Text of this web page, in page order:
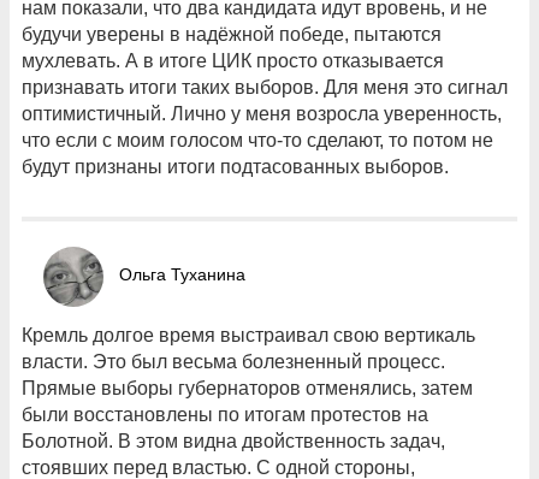
нам показали, что два кандидата идут вровень, и не
будучи уверены в надёжной победе, пытаются
мухлевать. А в итоге ЦИК просто отказывается
признавать итоги таких выборов. Для меня это сигнал
оптимистичный. Лично у меня возросла уверенность,
что если с моим голосом что-то сделают, то потом не
будут признаны итоги подтасованных выборов.
Ольга Туханина
Кремль долгое время выстраивал свою вертикаль
власти. Это был весьма болезненный процесс.
Прямые выборы губернаторов отменялись, затем
были восстановлены по итогам протестов на
Болотной. В этом видна двойственность задач,
стоявших перед властью. С одной стороны,